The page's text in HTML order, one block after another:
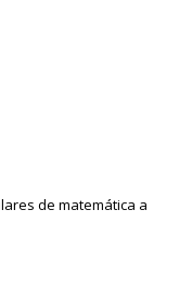
de matemática a